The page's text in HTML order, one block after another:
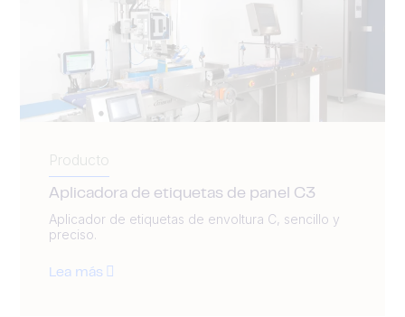
Producto
Aplicadora de etiquetas de panel C3
Aplicador de etiquetas de envoltura C, sencillo y
preciso.
Lea más